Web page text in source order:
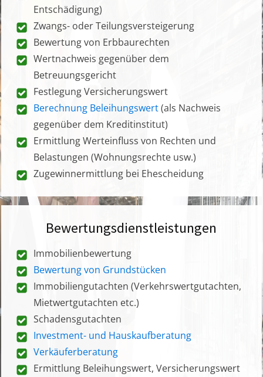
Entschädigung)
Zwangs- oder Teilungsversteigerung
Bewertung von Erbbaurechten
Wertnachweis gegenüber dem
Betreuungsgericht
Festlegung Versicherungswert
Berechnung Beleihungswert(als Nachweis
gegenüber dem Kreditinstitut)
Ermittlung Werteinfluss von Rechten und
Belastungen (Wohnungsrechte usw.)
Zugewinnermittlung bei Ehescheidung
Bewertungsdienstleistungen
Immobilienbewertung
Bewertung von Grundstücken
Immobiliengutachten (Verkehrswertgutachten,
Mietwertgutachten etc.)
Schadensgutachten
Investment- und Hauskaufberatung
Verkäuferberatung
Ermittlung Beleihungswert, Versicherungswert